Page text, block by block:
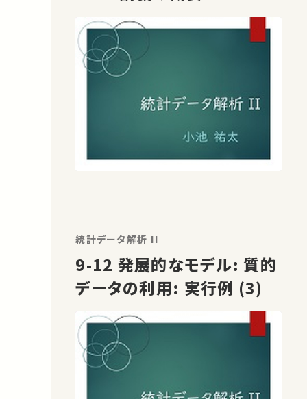
統計データ解析 II
9-12 発展的なモデル: 質的
データの利用: 実行例 (3)